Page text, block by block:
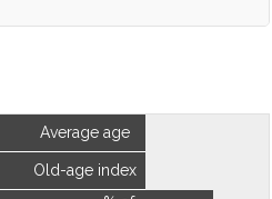
Average age
Old-age index